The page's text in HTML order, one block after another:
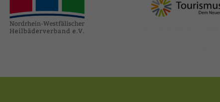
heilbaeder.de
nrw-